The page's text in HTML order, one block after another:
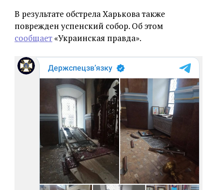
В результате обстрела Харькова также
поврежден успенский собор. Об этом
сообщает«Украинская правда».